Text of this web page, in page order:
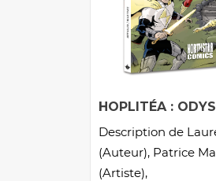
HOPLITÉA :
Description de
(Auteur), Patrice
(Artiste),